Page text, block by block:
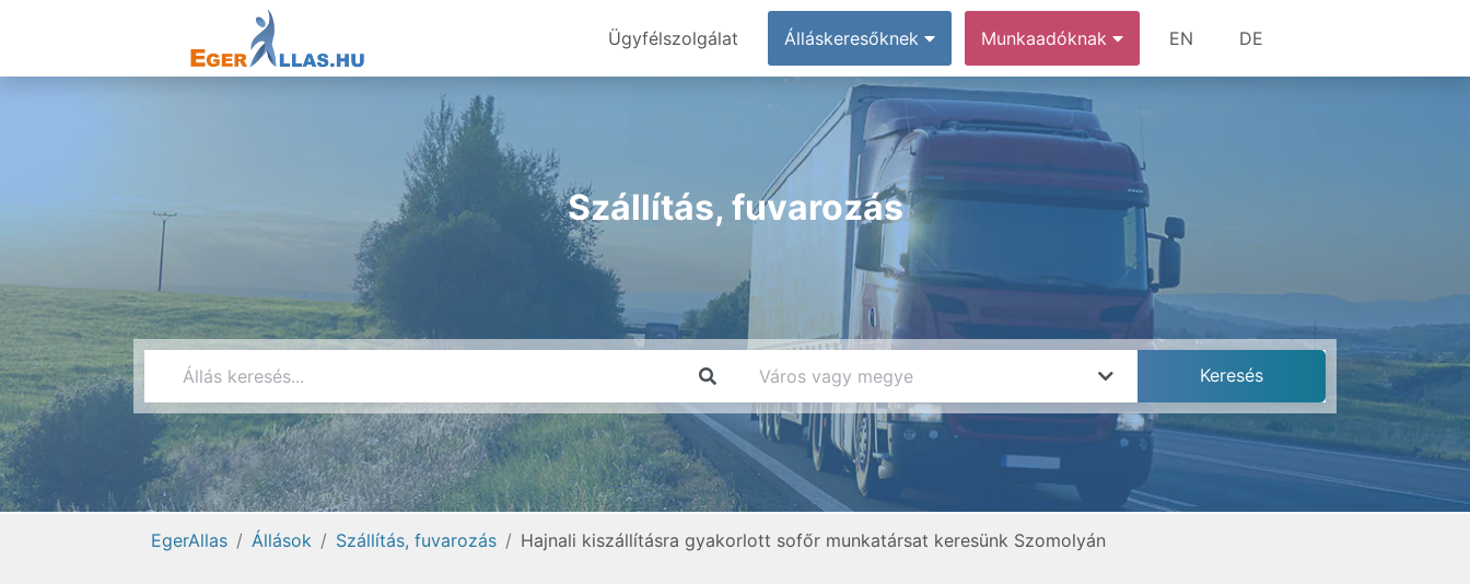
Ügyfélszolgálat Álláskeresőknek Munkaadóknak EN DE
Szállítás, fuvarozás
EgerAllas Állások Szállítás, fuvarozás Hajnali kiszállításra gyakorlott sofőr munkatársat keresünk Szomolyán